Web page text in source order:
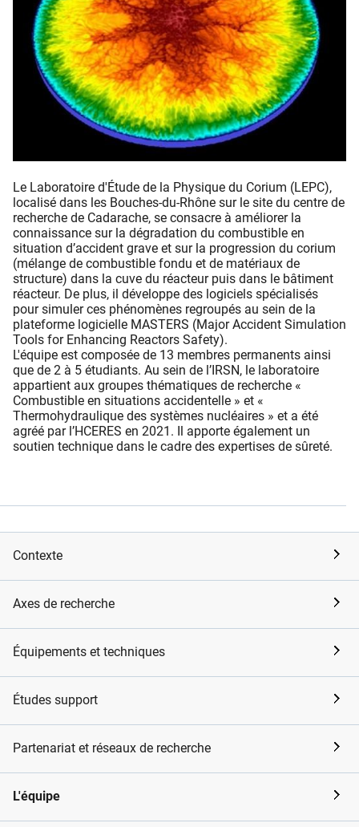
Le Laboratoire d'Étude de la Physique du Corium (LEPC),
localisé dans les Bouches-du-Rhône sur le site du centre de
recherche de Cadarache, se consacre à améliorer la
connaissance sur la dégradation du combustible en
situation d’accident grave et sur la progression du corium
(mélange de combustible fondu et de matériaux de
structure) dans la cuve du réacteur puis dans le bâtiment
réacteur. De plus, il développe des logiciels spécialisés
pour simuler ces phénomènes regroupés au sein de la
plateforme logicielle MASTERS (Major Accident Simulation
Tools for Enhancing Reactors Safety).
L'équipe est composée de 13 membres permanents ainsi
que de 2 à 5 étudiants. Au sein de l’IRSN, le laboratoire
appartient aux groupes thématiques de recherche «
Combustible en situations accidentelle » et «
Thermohydraulique des systèmes nucléaires » et a été
agréé par l’HCERES en 2021. Il apporte également un
soutien technique dans le cadre des expertises de sûreté.
Contexte
Axes de recherche
Équipements et techniques
Études support
Partenariat et réseaux de recherche
L'équipe